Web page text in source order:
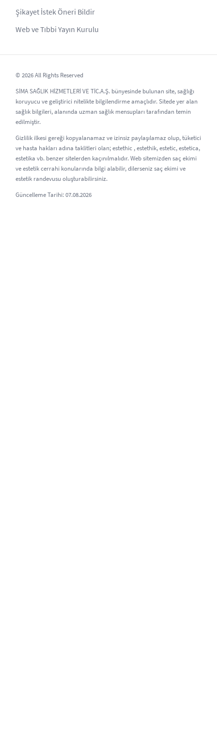
Şikayet İstek Öneri Bildir
Web ve Tıbbi Yayın Kurulu
© 2026 All Rights Reserved
SİMA SAĞLIK HİZMETLERİ VE TİC.A.Ş. bünyesinde bulunan site, sağlığı
koruyucu ve geliştirici nitelikte bilgilendirme amaçlıdır. Sitede yer alan
sağlık bilgileri, alanında uzman sağlık mensupları tarafından temin
edilmiştir.
Gizlilik ilkesi gereği kopyalanamaz ve izinsiz paylaşılamaz olup, tüketici
ve hasta hakları adına taklitleri olan; estethic , estethik, estetic, estetica,
estetika vb. benzer sitelerden kaçınılmalıdır. Web sitemizden saç ekimi
ve estetik cerrahi konularında bilgi alabilir, dilerseniz saç ekimi ve
estetik randevusu oluşturabilirsiniz.
Güncelleme Tarihi: 07.08.2026